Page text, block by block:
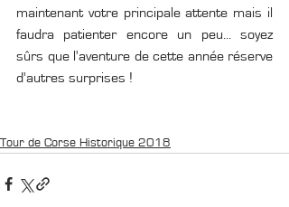
maintenant votre principale attente mais il
faudra patienter encore un peu... soyez
sûrs que l'aventure de cette année réserve
d'autres surprises !
Tour de Corse Historique 2018